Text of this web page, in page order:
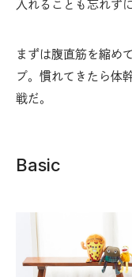
入れることも忘れずに
まずは腹直筋を縮め
プ。慣れてきたら体
戦だ。
Basic